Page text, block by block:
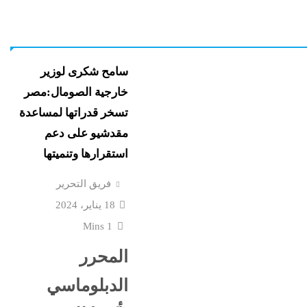
الخارجية
سامح شكرى لوزير
خارجية الصومال:مصر
تسخر قدراتها لمساعدة
مقدشيو على دعم
استقرارها وتنميتها
فريق التحرير
18 يناير، 2024
1 Mins
المحرر
الدبلوماسي